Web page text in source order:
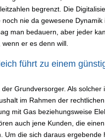
begrenzt. Die
nie da gewesene Dynamik
man bedauern, aber jeder
er es denn will.
führt zu einem
Grundversorger. Als solcher
im Rahmen der
mit Gas beziehungsweise
auch jene Kunden, die
Um die sich daraus ergebende